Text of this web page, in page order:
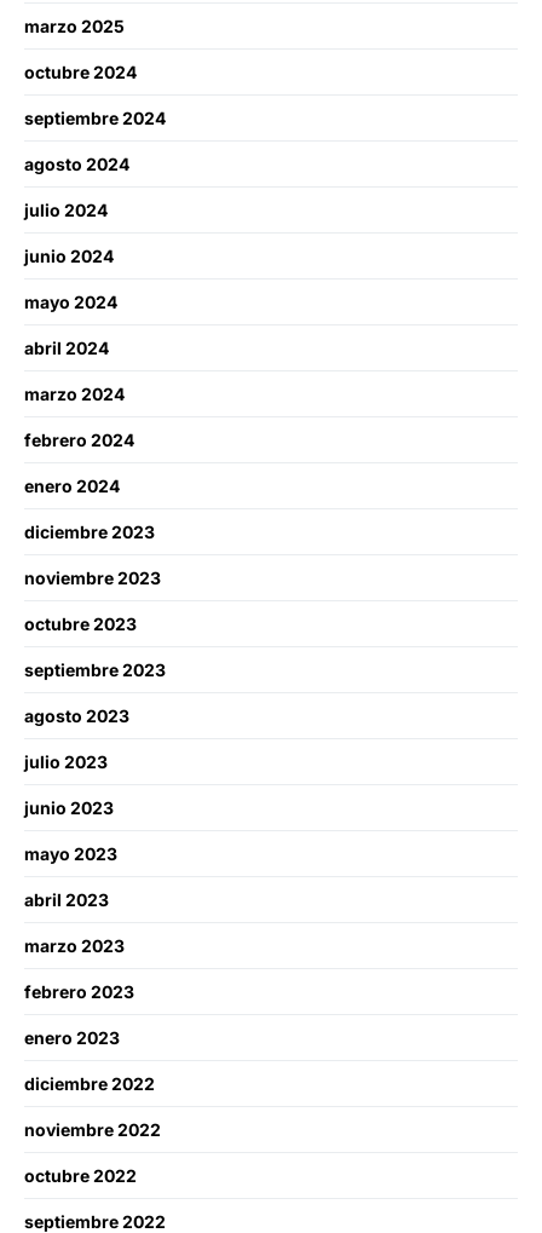
marzo 2025
octubre 2024
septiembre 2024
agosto 2024
julio 2024
junio 2024
mayo 2024
abril 2024
marzo 2024
febrero 2024
enero 2024
diciembre 2023
noviembre 2023
octubre 2023
septiembre 2023
agosto 2023
julio 2023
junio 2023
mayo 2023
abril 2023
marzo 2023
febrero 2023
enero 2023
diciembre 2022
noviembre 2022
octubre 2022
septiembre 2022